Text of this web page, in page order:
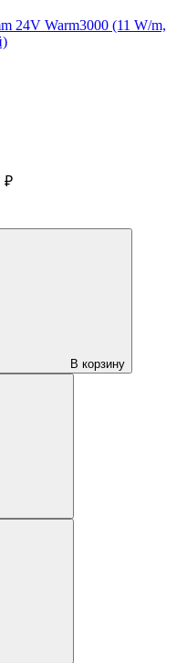
24V Warm3000 (11 W/m,
₽
В корзину